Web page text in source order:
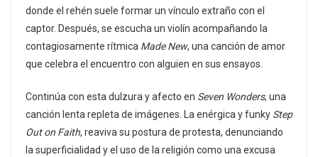
donde el rehén suele formar un vínculo extraño con el
captor. Después, se escucha un violín acompañando la
contagiosamente rítmica Made New, una canción de amor
que celebra el encuentro con alguien en sus ensayos.
Continúa con esta dulzura y afecto en Seven Wonders, una
canción lenta repleta de imágenes. La enérgica y funky Step
Out on Faith, reaviva su postura de protesta, denunciando
la superficialidad y el uso de la religión como una excusa